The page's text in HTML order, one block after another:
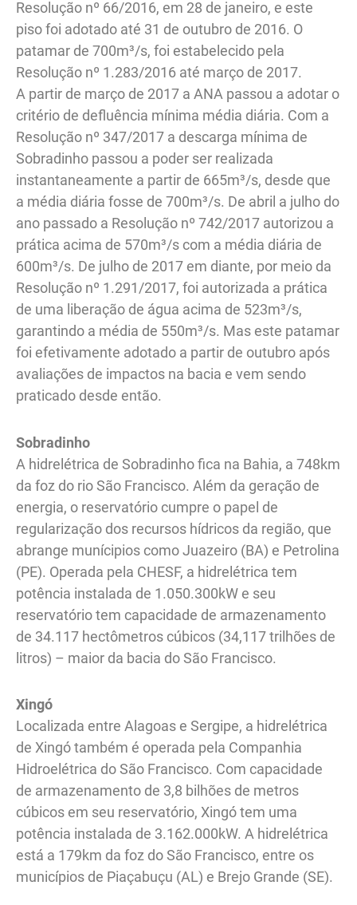
Resolução nº 66/2016, em 28 de janeiro, e este
piso foi adotado até 31 de outubro de 2016. O
patamar de 700m³/s, foi estabelecido pela
Resolução nº 1.283/2016 até março de 2017.
A partir de março de 2017 a ANA passou a adotar o
critério de defluência mínima média diária. Com a
Resolução nº 347/2017 a descarga mínima de
Sobradinho passou a poder ser realizada
instantaneamente a partir de 665m³/s, desde que
a média diária fosse de 700m³/s. De abril a julho do
ano passado a Resolução nº 742/2017 autorizou a
prática acima de 570m³/s com a média diária de
600m³/s. De julho de 2017 em diante, por meio da
Resolução nº 1.291/2017, foi autorizada a prática
de uma liberação de água acima de 523m³/s,
garantindo a média de 550m³/s. Mas este patamar
foi efetivamente adotado a partir de outubro após
avaliações de impactos na bacia e vem sendo
praticado desde então.
Sobradinho
A hidrelétrica de Sobradinho fica na Bahia, a 748km
da foz do rio São Francisco. Além da geração de
energia, o reservatório cumpre o papel de
regularização dos recursos hídricos da região, que
abrange munícipios como Juazeiro (BA) e Petrolina
(PE). Operada pela CHESF, a hidrelétrica tem
potência instalada de 1.050.300kW e seu
reservatório tem capacidade de armazenamento
de 34.117 hectômetros cúbicos (34,117 trilhões de
litros) – maior da bacia do São Francisco.
Xingó
Localizada entre Alagoas e Sergipe, a hidrelétrica
de Xingó também é operada pela Companhia
Hidroelétrica do São Francisco. Com capacidade
de armazenamento de 3,8 bilhões de metros
cúbicos em seu reservatório, Xingó tem uma
potência instalada de 3.162.000kW. A hidrelétrica
está a 179km da foz do São Francisco, entre os
municípios de Piaçabuçu (AL) e Brejo Grande (SE).